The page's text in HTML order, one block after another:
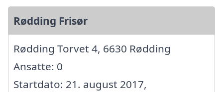
Rødding Frisør
Rødding Torvet 4, 6630 Rødding
Ansatte: 0
Startdato: 21. august 2017,